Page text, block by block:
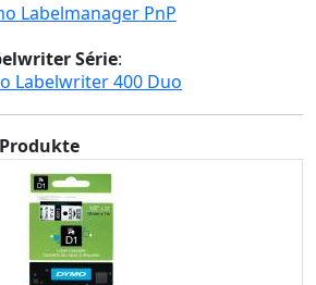
Labelmanager PnP
Série:
Labelwriter 400 Duo